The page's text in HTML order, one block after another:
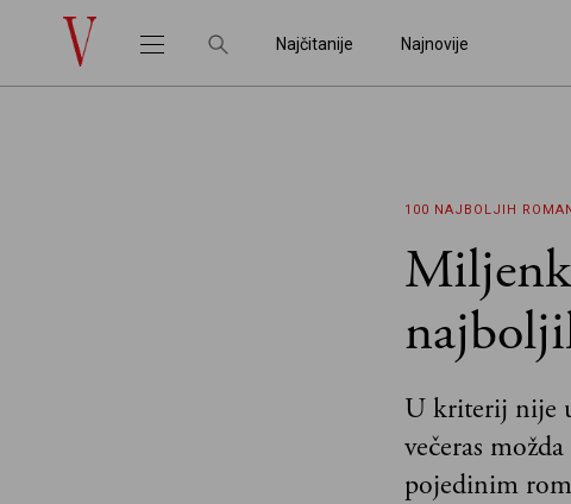
Najčitanije Najnovije
100 NAJBOLJIH
U kriterij nije
večeras
pojedinim